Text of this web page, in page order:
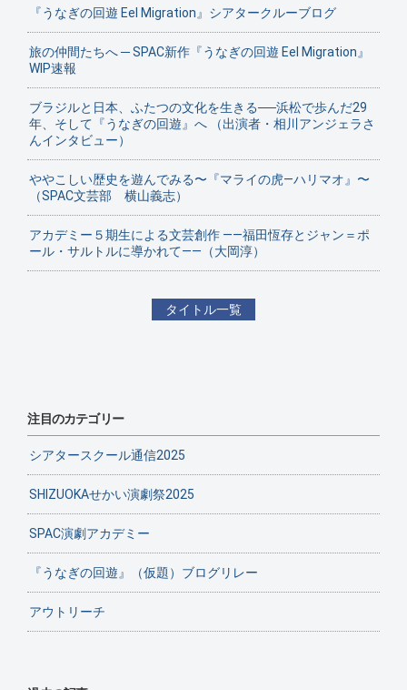
『うなぎの回遊 Eel Migration』シアタークルーブログ
旅の仲間たちへ ─ SPAC新作『うなぎの回遊 Eel Migration』
WIP速報
ブラジルと日本、ふたつの文化を生きる──浜松で歩んだ29
年、そして『うなぎの回遊』へ （出演者・相川アンジェラさ
んインタビュー）
ややこしい歴史を遊んでみる〜『マライの虎—ハリマオ』〜
（SPAC文芸部 横山義志）
アカデミー５期生による文芸創作 ——福田恆存とジャン＝ポ
ール・サルトルに導かれて——（大岡淳）
タイトル一覧
注目のカテゴリー
シアタースクール通信2025
SHIZUOKAせかい演劇祭2025
SPAC演劇アカデミー
『うなぎの回遊』（仮題）ブログリレー
アウトリーチ